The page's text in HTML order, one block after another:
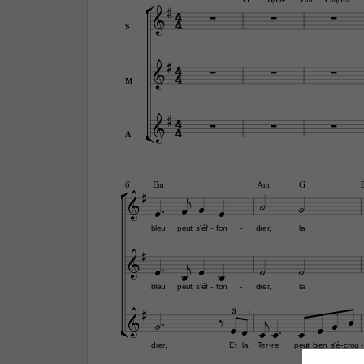



bleu peut s'éf fon
- drer,
- la
6
bleu peut s'éf fon
- drer,
- la
drer, Et la Ter re
- peut bien s'é crou
- -
4
4
4
4
4
4

S   

M   

A   
 E‹ A‹ G

 3
     
     
      